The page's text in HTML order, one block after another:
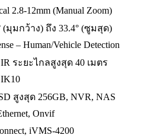
2.8-12mm (Manual Zoom)
(มุมกว้าง) ถึง 33.4° (ซูมสุด)
– Human/Vehicle Detection
ระยะไกลสูงสุด 40 เมตร
สูงสุด 256GB, NVR, NAS
Onvif
iVMS-4200